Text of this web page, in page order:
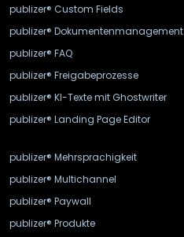
publizer® Custom Fields
publizer® Dokumentenmanagement
publizer® FAQ
publizer® Freigabeprozesse
publizer® KI-Texte mit Ghostwriter
publizer® Landing Page Editor
publizer® Mehrsprachigkeit
publizer® Multichannel
publizer® Paywall
publizer® Produkte